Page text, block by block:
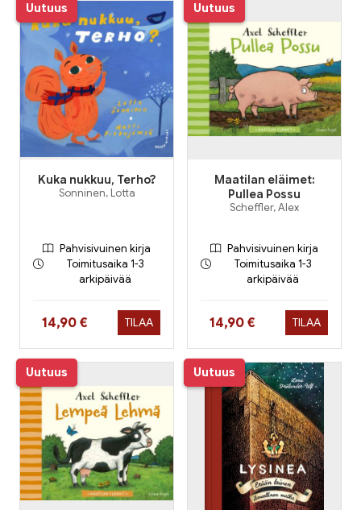
Uutuus
Kuka nukkuu, Terho?
Sonninen, Lotta
Pahvisivuinen kirja
Toimitusaika 1-3
arkipäivää
Hinta nyt
14,90 € TILAA
Uutuus
Maatilan eläimet:
Pullea Possu
Scheffler, Alex
Pahvisivuinen kirja
Toimitusaika 1-3
arkipäivää
Hinta nyt
14,90 € TILAA
Uutuus Uutuus